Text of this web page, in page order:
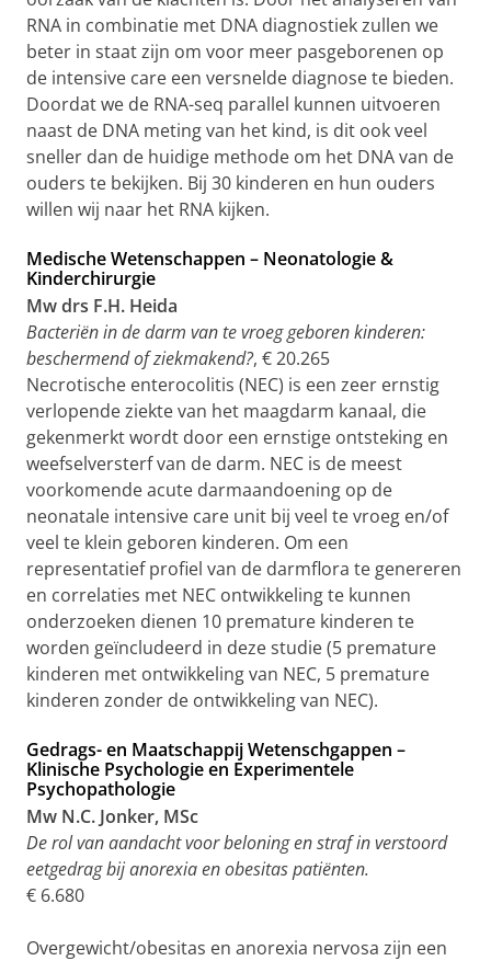
RNA in combinatie met DNA diagnostiek zullen we
beter in staat zijn om voor meer pasgeborenen op
de intensive care een versnelde diagnose te bieden.
Doordat we de RNA-seq parallel kunnen uitvoeren
naast de DNA meting van het kind, is dit ook veel
sneller dan de huidige methode om het DNA van de
ouders te bekijken. Bij 30 kinderen en hun ouders
willen wij naar het RNA kijken.
Medische Wetenschappen – Neonatologie &
Kinderchirurgie
Mw drs F.H. Heida
Bacteriën in de darm van te vroeg geboren kinderen:
beschermend of ziekmakend?, € 20.265
Necrotische enterocolitis (NEC) is een zeer ernstig
verlopende ziekte van het maagdarm kanaal, die
gekenmerkt wordt door een ernstige ontsteking en
weefselversterf van de darm. NEC is de meest
voorkomende acute darmaandoening op de
neonatale intensive care unit bij veel te vroeg en/of
veel te klein geboren kinderen. Om een
representatief profiel van de darmflora te genereren
en correlaties met NEC ontwikkeling te kunnen
onderzoeken dienen 10 premature kinderen te
worden geïncludeerd in deze studie (5 premature
kinderen met ontwikkeling van NEC, 5 premature
kinderen zonder de ontwikkeling van NEC).
Gedrags- en Maatschappij Wetenschgappen –
Klinische Psychologie en Experimentele
Psychopathologie
Mw N.C. Jonker, MSc
De rol van aandacht voor beloning en straf in verstoord
eetgedrag bij anorexia en obesitas patiënten.
€ 6.680
Overgewicht/obesitas en anorexia nervosa zijn een